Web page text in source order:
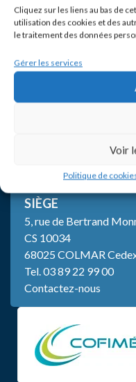
Cliquez sur les liens au bas de
utilisation des cookies et des
le traitement des données
Gérer les services
Voir
Politique de
SIÈGE
5, rue de Bertrand
CS 10034
68025 COLMAR
Tel.03 89 22 99 00
Contactez-nous